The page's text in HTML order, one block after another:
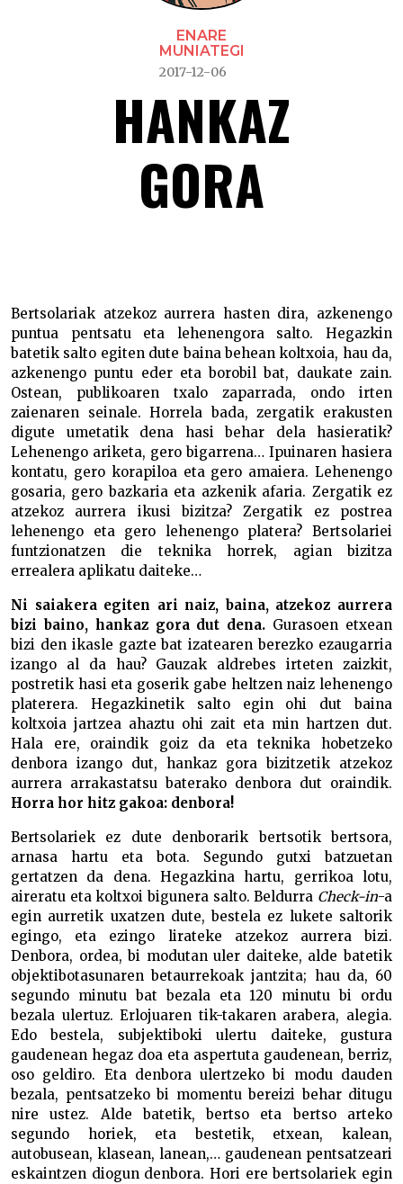
ENARE
MUNIATEGI
2017-12-06
HANKAZ
GORA
Bertsolariak atzekoz aurrera hasten dira, azkenengo
puntua pentsatu eta lehenengora salto. Hegazkin
batetik salto egiten dute baina behean koltxoia, hau da,
azkenengo puntu eder eta borobil bat, daukate zain.
Ostean, publikoaren txalo zaparrada, ondo irten
zaienaren seinale. Horrela bada, zergatik erakusten
digute umetatik dena hasi behar dela hasieratik?
Lehenengo ariketa, gero bigarrena… Ipuinaren hasiera
kontatu, gero korapiloa eta gero amaiera. Lehenengo
gosaria, gero bazkaria eta azkenik afaria. Zergatik ez
atzekoz aurrera ikusi bizitza? Zergatik ez postrea
lehenengo eta gero lehenengo platera? Bertsolariei
funtzionatzen die teknika horrek, agian bizitza
errealera aplikatu daiteke…
Ni saiakera egiten ari naiz, baina, atzekoz aurrera
bizi baino, hankaz gora dut dena. Gurasoen etxean
bizi den ikasle gazte bat izatearen berezko ezaugarria
izango al da hau? Gauzak aldrebes irteten zaizkit,
postretik hasi eta goserik gabe heltzen naiz lehenengo
platerera. Hegazkinetik salto egin ohi dut baina
koltxoia jartzea ahaztu ohi zait eta min hartzen dut.
Hala ere, oraindik goiz da eta teknika hobetzeko
denbora izango dut, hankaz gora bizitzetik atzekoz
aurrera arrakastatsu baterako denbora dut oraindik.
Horra hor hitz gakoa: denbora!
Bertsolariek ez dute denborarik bertsotik bertsora,
arnasa hartu eta bota. Segundo gutxi batzuetan
gertatzen da dena. Hegazkina hartu, gerrikoa lotu,
aireratu eta koltxoi bigunera salto. Beldurra Check-in-a
egin aurretik uxatzen dute, bestela ez lukete saltorik
egingo, eta ezingo lirateke atzekoz aurrera bizi.
Denbora, ordea, bi modutan uler daiteke, alde batetik
objektibotasunaren betaurrekoak jantzita; hau da, 60
segundo minutu bat bezala eta 120 minutu bi ordu
bezala ulertuz. Erlojuaren tik-takaren arabera, alegia.
Edo bestela, subjektiboki ulertu daiteke, gustura
gaudenean hegaz doa eta aspertuta gaudenean, berriz,
oso geldiro. Eta denbora ulertzeko bi modu dauden
bezala, pentsatzeko bi momentu bereizi behar ditugu
nire ustez. Alde batetik, bertso eta bertso arteko
segundo horiek, eta bestetik, etxean, kalean,
autobusean, klasean, lanean,… gaudenean pentsatzeari
eskaintzen diogun denbora. Hori ere bertsolariek egin